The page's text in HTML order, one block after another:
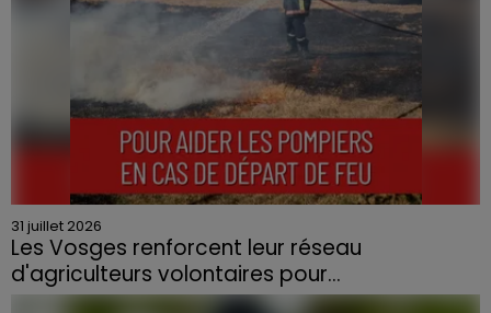
31 juillet 2026
Les Vosges renforcent leur réseau
d'agriculteurs volontaires pour...
Face à la sécheresse et aux risques de départs de feu,